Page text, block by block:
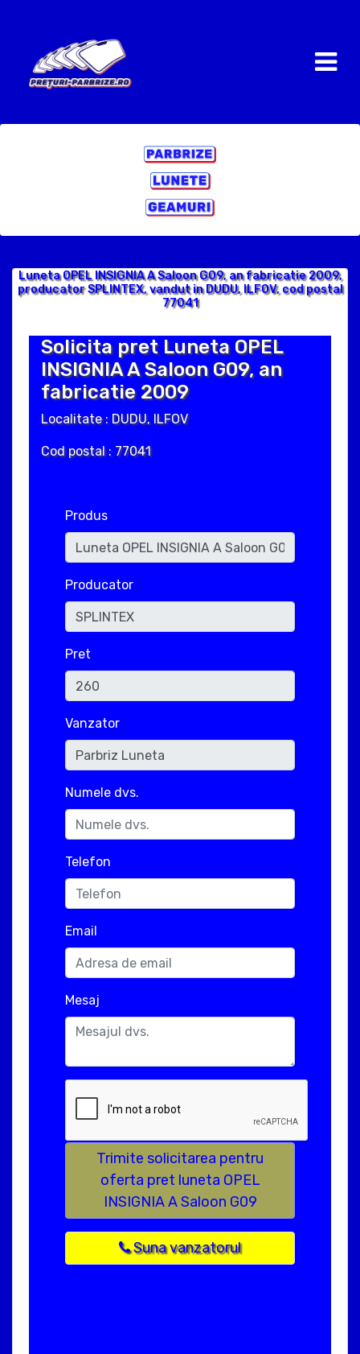
Luneta OPEL INSIGNIA A Saloon G09, an fabricatie 2009,
producator SPLINTEX, vandut in DUDU, ILFOV, cod postal
77041
Solicita pret Luneta OPEL
INSIGNIA A Saloon G09, an
fabricatie 2009
Localitate : DUDU, ILFOV
Cod postal : 77041
Produs
Producator
Pret
Vanzator
Numele dvs.
Telefon
Email
Mesaj
Trimite solicitarea pentru
oferta pret luneta OPEL
INSIGNIA A Saloon G09
Suna vanzatorul